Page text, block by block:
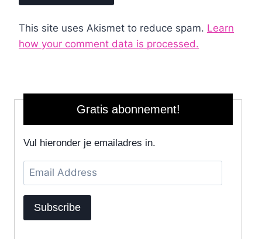
This site uses Akismet to reduce spam. Learn
how your comment data is processed.
Gratis abonnement!
Vul hieronder je emailadres in.
Email
Address
Subscribe